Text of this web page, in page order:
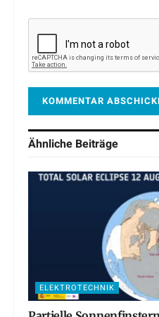
Ähnliche Beiträge
ELEKTROTECHNIK